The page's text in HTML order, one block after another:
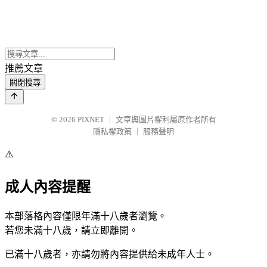
推薦文章
關閉搜尋
© 2026 PIXNET
文章與圖片權利屬原作者所有
隱私權政策
服務聲明
⚠️
成人內容提醒
本部落格內容僅限年滿十八歲者瀏覽。
若您未滿十八歲，請立即離開。
已滿十八歲者，亦請勿將內容提供給未成年人士。